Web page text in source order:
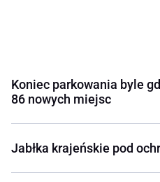
Koniec parkowania byle
86 nowych miejsc
Jabłka krajeńskie pod